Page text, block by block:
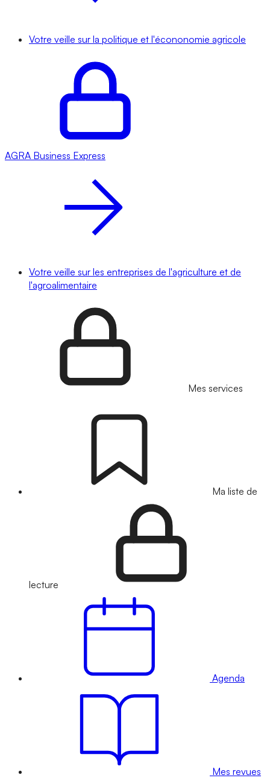
Votre veille sur la politique et l'écononomie agricole
AGRA Business Express
Votre veille sur les entreprises de l'agriculture et de
l'agroalimentaire
Mes services
Ma liste de
lecture
Agenda
Mes revues